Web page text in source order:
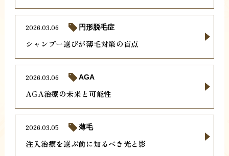
シャンプー選びが薄毛対策の盲点
2026.03.06 円形脱毛症
AGA治療の未来と可能性
2026.03.06 AGA
注入治療を選ぶ前に知るべき光と影
2026.03.05 薄毛